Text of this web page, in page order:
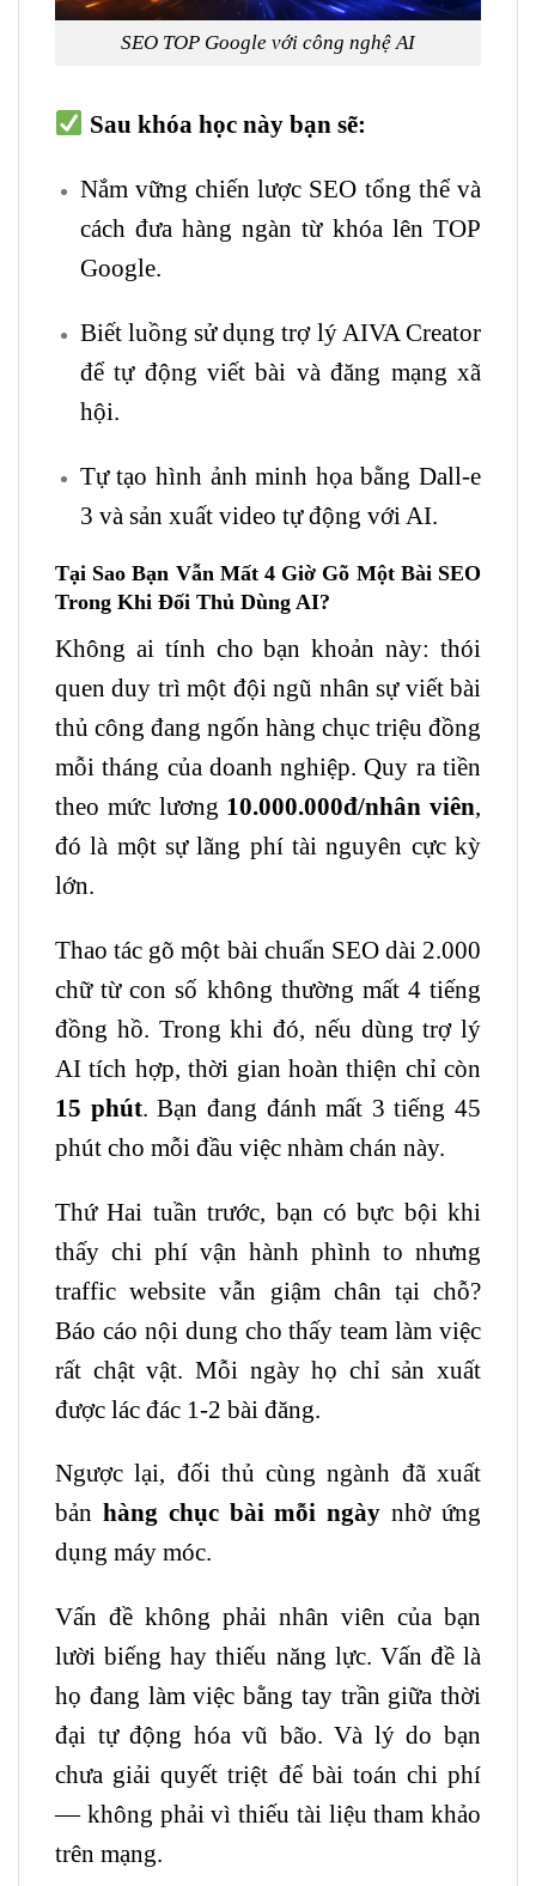
SEO TOP Google với công nghệ AI
Sau khóa học này bạn sẽ:
Nắm vững chiến lược SEO tổng thể và
cách đưa hàng ngàn từ khóa lên TOP
Google.
Biết luồng sử dụng trợ lý AIVA Creator
để tự động viết bài và đăng mạng xã
hội.
Tự tạo hình ảnh minh họa bằng Dall-e
3 và sản xuất video tự động với AI.
Tại Sao Bạn Vẫn Mất 4 Giờ Gõ Một Bài SEO
Trong Khi Đối Thủ Dùng AI?
Không ai tính cho bạn khoản này: thói
quen duy trì một đội ngũ nhân sự viết bài
thủ công đang ngốn hàng chục triệu đồng
mỗi tháng của doanh nghiệp. Quy ra tiền
theo mức lương 10.000.000đ/nhân viên,
đó là một sự lãng phí tài nguyên cực kỳ
lớn.
Thao tác gõ một bài chuẩn SEO dài 2.000
chữ từ con số không thường mất 4 tiếng
đồng hồ. Trong khi đó, nếu dùng trợ lý
AI tích hợp, thời gian hoàn thiện chỉ còn
15 phút. Bạn đang đánh mất 3 tiếng 45
phút cho mỗi đầu việc nhàm chán này.
Thứ Hai tuần trước, bạn có bực bội khi
thấy chi phí vận hành phình to nhưng
traffic website vẫn giậm chân tại chỗ?
Báo cáo nội dung cho thấy team làm việc
rất chật vật. Mỗi ngày họ chỉ sản xuất
được lác đác 1-2 bài đăng.
Ngược lại, đối thủ cùng ngành đã xuất
bản hàng chục bài mỗi ngày nhờ ứng
dụng máy móc.
Vấn đề không phải nhân viên của bạn
lười biếng hay thiếu năng lực. Vấn đề là
họ đang làm việc bằng tay trần giữa thời
đại tự động hóa vũ bão. Và lý do bạn
chưa giải quyết triệt để bài toán chi phí
— không phải vì thiếu tài liệu tham khảo
trên mạng.